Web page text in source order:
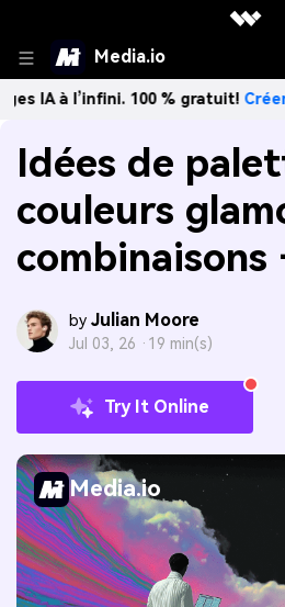
Media.io
l’infini. 100 % gratuit!Créer
Idées de
couleurs
combinaisons
by Julian Moore
Jul 03, 26 · 19 min(s)
Try It Online
Media.io